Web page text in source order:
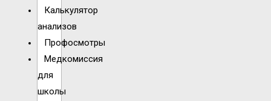
Калькулятор
анализов
Профосмотры
Медкомиссия
для
школы